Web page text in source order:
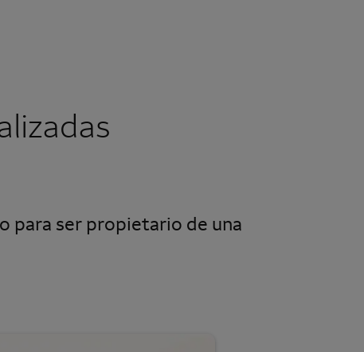
para ser propietario de una